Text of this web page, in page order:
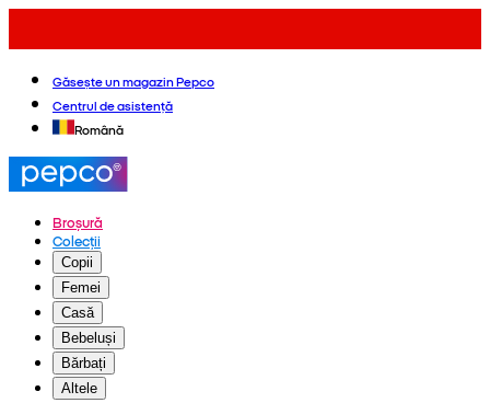
Găsește un magazin Pepco
Centrul de asistență
Română
Broșură
Colecții
Copii
Femei
Casă
Bebeluși
Bărbați
Altele